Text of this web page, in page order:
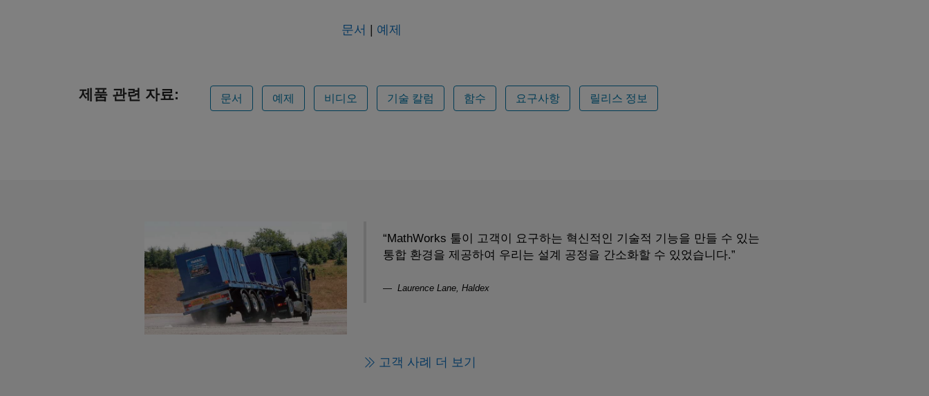
문서 | 예제
제품 관련 자료: 문서 예제 비디오 기술 칼럼 함수 요구사항 릴리스 정보
“MathWorks 툴이 고객이 요구하는 혁신적인 기술적 기능을 만들 수 있는
통합 환경을 제공하여 우리는 설계 공정을 간소화할 수 있었습니다.”
Laurence Lane, Haldex
고객 사례 더 보기